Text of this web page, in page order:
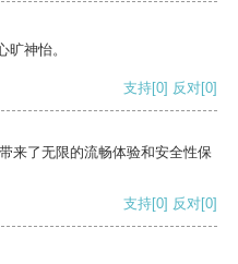
神怡。
支持[0] 反对[0]
来了无限的流畅体验和安全性保
支持[0] 反对[0]